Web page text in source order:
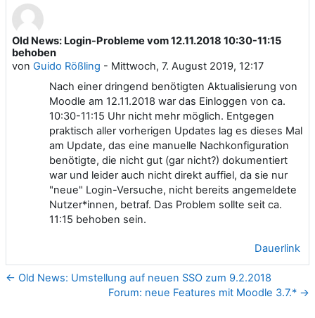
Old News: Login-Probleme vom 12.11.2018 10:30-11:15
behoben
von Guido Rößling - Mittwoch, 7. August 2019, 12:17
Anzahl Antworten: 0
Nach einer dringend benötigten Aktualisierung von
Moodle am 12.11.2018 war das Einloggen von ca.
10:30-11:15 Uhr nicht mehr möglich. Entgegen
praktisch aller vorherigen Updates lag es dieses Mal
am Update, das eine manuelle Nachkonfiguration
benötigte, die nicht gut (gar nicht?) dokumentiert
war und leider auch nicht direkt auffiel, da sie nur
"neue" Login-Versuche, nicht bereits angemeldete
Nutzer*innen, betraf. Das Problem sollte seit ca.
11:15 behoben sein.
Dauerlink
← Old News: Umstellung auf neuen SSO zum 9.2.2018
Forum: neue Features mit Moodle 3.7.* →